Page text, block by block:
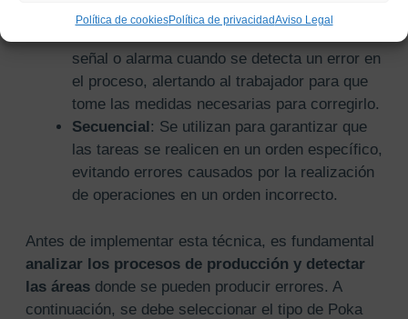
Política de cookiesPolítica de privacidadAviso Legal
continuar.
señal o alarma cuando se detecta un error en
el proceso, alertando al trabajador para que
tome las medidas necesarias para corregirlo.
Secuencial: Se utilizan para garantizar que
las tareas se realicen en un orden específico,
evitando errores causados por la realización
de operaciones en un orden incorrecto.
Antes de implementar esta técnica, es fundamental
analizar los procesos de producción y detectar
las áreasdonde se pueden producir errores. A
continuación, se debe seleccionar el tipo de Poka